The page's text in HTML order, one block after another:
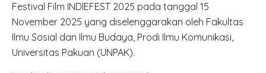
Festival Film INDIEFEST 2025 pada tanggal 15
November 2025 yang diselenggarakan oleh Fakultas
Ilmu Sosial dan Ilmu Budaya, Prodi Ilmu Komunikasi,
Universitas Pakuan (UNPAK).